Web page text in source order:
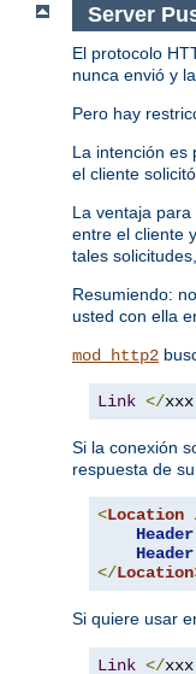
Server
El protocolo
nunca envió y
Pero hay
La intención es
el cliente
La ventaja
entre el cliente
tales
Resumiendo:
usted con ella
mod_http2
Link </xxx
Si la conexión
respuesta de
<Location
Header
Header
</Location
Si quiere usar
Link </xxx